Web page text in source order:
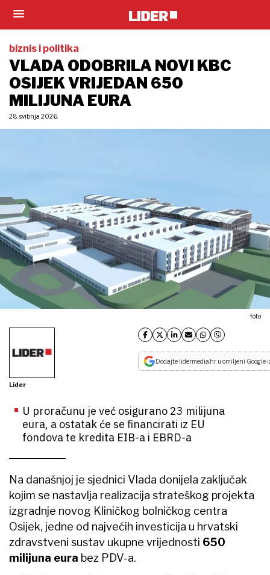
biznis i politika
VLADA ODOBRILA NOVI KBC
OSIJEK VRIJEDAN 650
MILIJUNA EURA
28. svibnja 2026.
foto
Lider
Dodajte lidermedia.hr u omiljeni Google
U proračunu je već osigurano 23 milijuna
eura, a ostatak će se financirati iz EU
fondova te kredita EIB-a i EBRD-a
Na današnjoj je sjednici Vlada donijela zaključak
kojim se nastavlja realizacija strateškog projekta
izgradnje novog Kliničkog bolničkog centra
Osijek, jedne od najvećih investicija u hrvatski
zdravstveni sustav ukupne vrijednosti 650
milijuna eura bez PDV-a.